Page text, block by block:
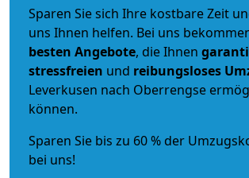
Sparen Sie sich Ihre kostbare Zeit
uns Ihnen helfen. Bei uns
besten Angebote, die Ihnen
stressfreien und reibungsloses
Leverkusen nach Oberrengse
können.
Sparen Sie bis zu 60 % der
bei uns!